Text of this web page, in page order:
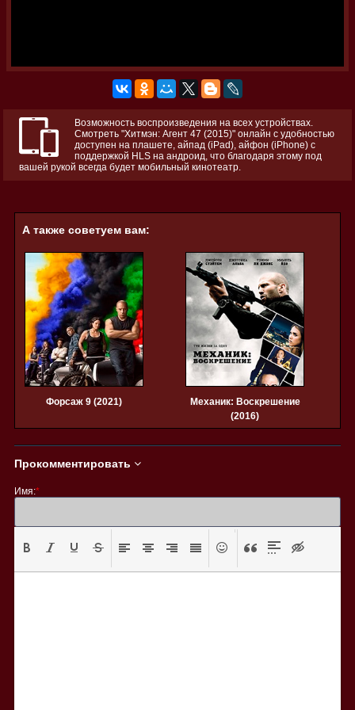
Возможность воспроизведения на всех устройствах.
Смотреть "Хитмэн: Агент 47 (2015)" онлайн с удобностью
доступен на плашете, айпад (iPad), айфон (iPhone) с
поддержкой HLS на андроид, что благодаря этому под
вашей рукой всегда будет мобильный кинотеатр.
А также советуем вам:
Форсаж 9 (2021)
Механик: Воскрешение
(2016)
Прокомментировать
Имя:*